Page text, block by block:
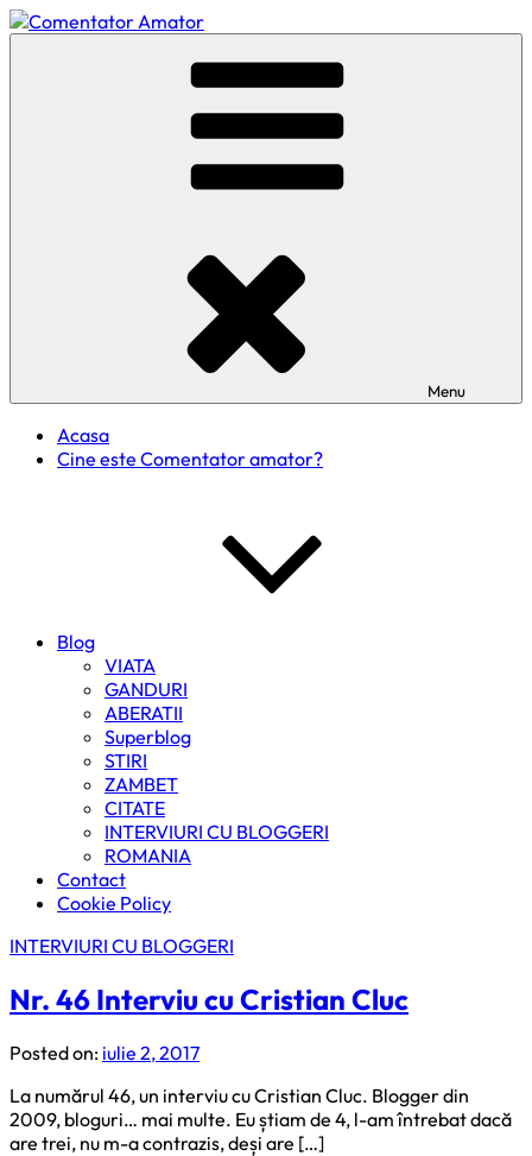
Skip
to
Menu
Acasa
Cine este Comentator amator?
Blog
VIATA
GANDURI
ABERATII
Superblog
STIRI
ZAMBET
CITATE
INTERVIURI CU BLOGGERI
ROMANIA
Contact
Cookie Policy
INTERVIURI CU BLOGGERI
Nr. 46 Interviu cu Cristian Cluc
Posted on: iulie 2, 2017
La numărul 46, un interviu cu Cristian Cluc. Blogger din
2009, bloguri… mai multe. Eu știam de 4, l-am întrebat dacă
are trei, nu m-a contrazis, deși are […]